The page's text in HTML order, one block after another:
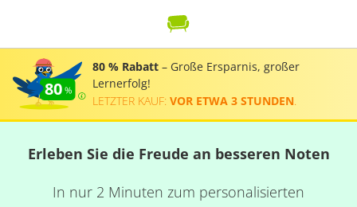
80
80 % Rabatt – Große Ersparnis, großer
Lernerfolg!
LETZTER KAUF: VOR ETWA 3 STUNDEN
Erleben Sie die Freude an besseren Noten
In nur 2 Minuten zum personalisierten